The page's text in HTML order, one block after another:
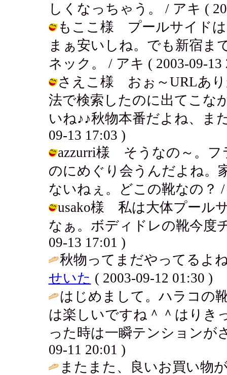
しくなっちゃう。 / アキ (
もここ様 プールサイドは
まぁ安いしね。でも新宿ま
ネック。 / アキ ( 2003-09-13
さえこ様 おぉ～URLあり
法で検索したのに出てこな
いね♪♪秋物本番だよね、ま
09-13 17:03 )
azzurri様 そうなの～。フ
のにめぐり会うんだよね。
ないねぇ。どこの靴なの？ /
usako様 私は大体プール
なぁ。ボディドレの靴今度
09-13 17:01 )
秋物ってまだやってるよ
せいた ( 2003-09-12 01:30 )
はじめまして。ハラコの
は楽しいですね＾＾はりき
った時は一瞬テンションが
09-11 20:01 )
またまた、良いお買い物